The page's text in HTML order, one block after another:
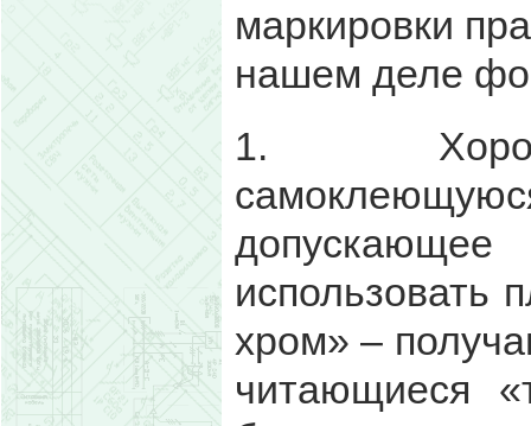
маркировки
нашем деле
1.
использовать
хром» –
читающиеся